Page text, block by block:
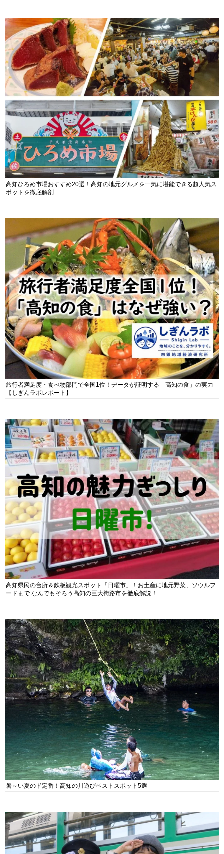
高知ひろめ市場おすすめ20選！高知の地元グルメを一気に堪能できる超人気ス
ポットを徹底解剖
旅行者満足度・食べ物部門で全国1位！データが証明する「高知の食」の実力
【しぎんラボレポート】
高知県民の台所＆鉄板観光スポット「日曜市」！お土産に地元野菜、ソウルフ
ードまで なんでもそろう高知の巨大街路市を徹底解説！
暑～い夏のド定番！高知の川遊びベストスポット5選